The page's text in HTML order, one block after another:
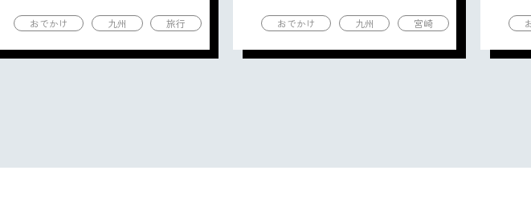
おでかけ 九州 旅行 おでかけ 九州 宮崎